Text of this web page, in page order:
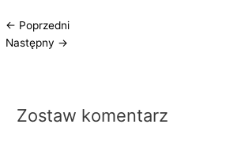
← Poprzedni
Następny →
Zostaw komentarz